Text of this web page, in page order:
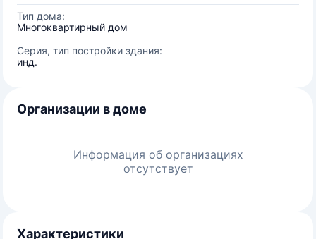
Тип дома:
Многоквартирный дом
Серия, тип постройки здания:
инд.
Организации в доме
Информация об организациях
отсутствует
Характеристики